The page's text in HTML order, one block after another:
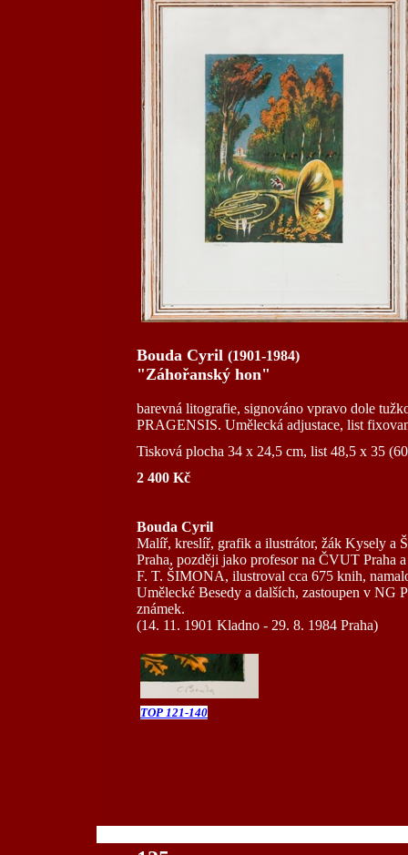
Bouda Cyril (1901-1984)
"Záhořanský hon"
barevná litografie, signováno vpravo dole
PRAGENSIS. Umělecká adjustace, list
Tisková plocha 34 x 24,5 cm, list 48,5 x 35
2 400 Kč
Bouda Cyril
Malíř, kreslíř, grafik a ilustrátor, žák Kysely a
Praha, později jako profesor na ČVUT Praha
F. T. ŠIMONA, ilustroval cca 675 knih,
Umělecké Besedy a dalších, zastoupen v NG
známek.
(14. 11. 1901 Kladno - 29. 8. 1984 Praha)
TOP 121-140